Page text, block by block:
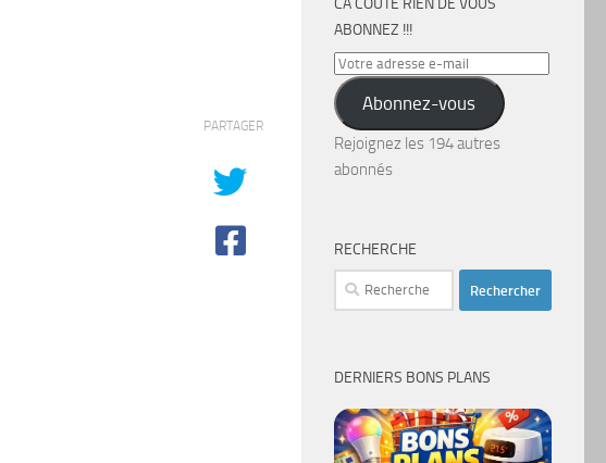
PARTAGER
CA COÛTE RIEN DE VOUS
ABONNEZ !!!
Votre
adresse
e-
mail
Abonnez-vous
Rejoignez les 194 autres
abonnés
RECHERCHE
Rechercher :
DERNIERS BONS PLANS